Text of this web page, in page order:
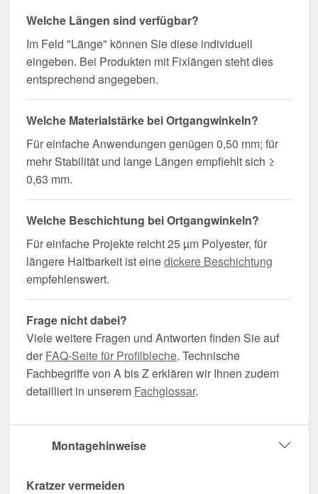
Welche Längen sind verfügbar?
Im Feld "Länge" können Sie diese individuell
eingeben. Bei Produkten mit Fixlängen steht dies
entsprechend angegeben.
Welche Materialstärke bei Ortgangwinkeln?
Für einfache Anwendungen genügen 0,50 mm; für
mehr Stabilität und lange Längen empfiehlt sich ≥
0,63 mm.
Welche Beschichtung bei Ortgangwinkeln?
Für einfache Projekte reicht 25 µm Polyester, für
längere Haltbarkeit ist einedickere Beschichtung
empfehlenswert.
Frage nicht dabei?
Viele weitere Fragen und Antworten finden Sie auf
der FAQ-Seite für Profilbleche. Technische
Fachbegriffe von A bis Z erklären wir Ihnen zudem
detailliert in unserem Fachglossar.
Montagehinweise
Kratzer vermeiden